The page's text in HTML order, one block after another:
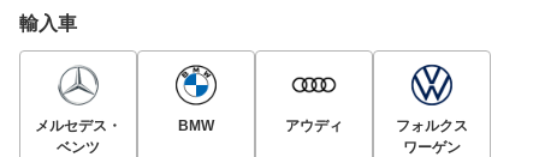
輸入車
メルセデス・
ベンツ
BMW アウディ
フォルクス
ワーゲン